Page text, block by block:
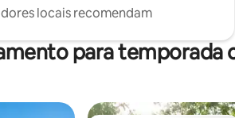
locais recomendam
para temporada